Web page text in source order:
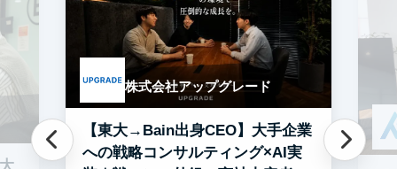
株式会社アップグレード
【東大→Bain出身CEO】大手企業
への戦略コンサルティング×AI実